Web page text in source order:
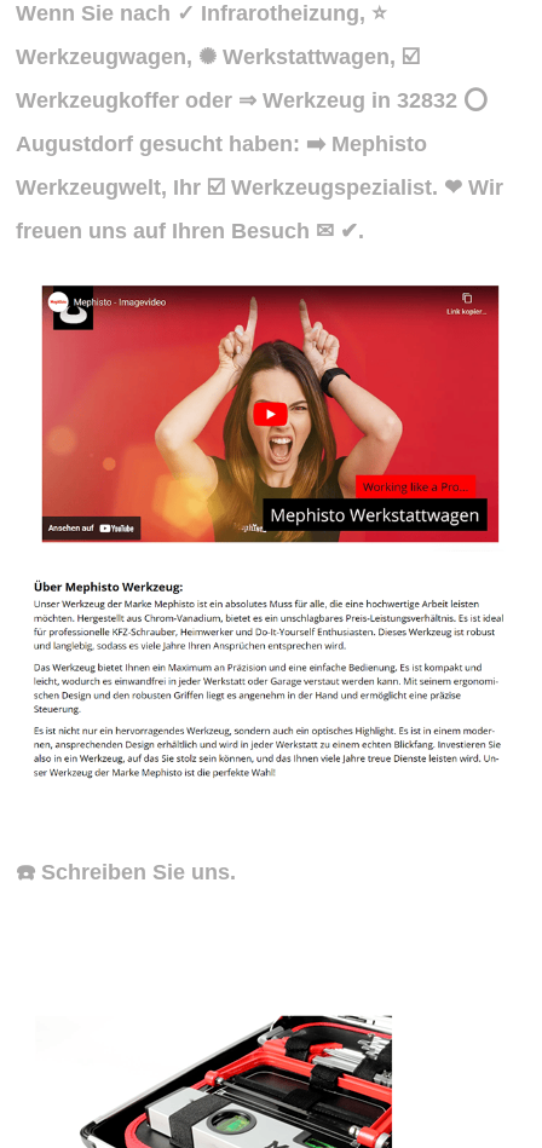
Wenn Sie nach ✓ Infrarotheizung, ⭐
Werkzeugwagen, ✺ Werkstattwagen, ☑️
Werkzeugkoffer oder ⇒ Werkzeug in 32832 ⭕
Augustdorf gesucht haben: ➡️ Mephisto
Werkzeugwelt, Ihr ☑️ Werkzeugspezialist. ❤ Wir
freuen uns auf Ihren Besuch ✉ ✔.
☎️ Schreiben Sie uns.